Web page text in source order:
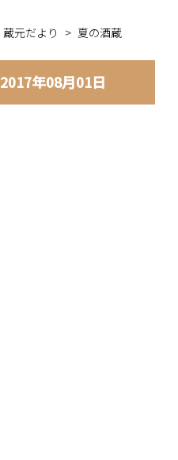
蔵元だより > 夏の酒蔵
2017年08月01日